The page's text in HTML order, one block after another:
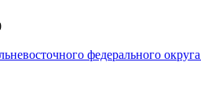
федерального